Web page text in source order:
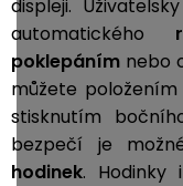
displeji.
automatického
poklepáním nebo
můžete
stisknutím
bezpečí je
hodinek. Hodinky